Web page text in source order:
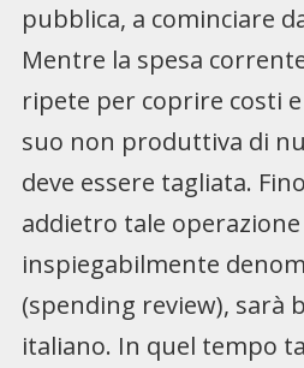
pubblica, a cominciare
Mentre la spesa
ripete per coprire costi
suo non produttiva di
deve essere tagliata.
addietro tale operazione
inspiegabilmente
(spending review), sarà
italiano. In quel tempo